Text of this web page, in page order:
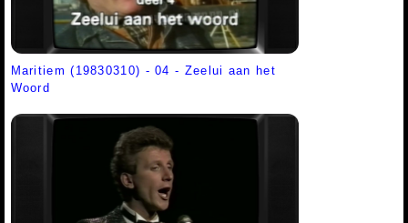
Maritiem (19830310) - 04 - Zeelui aan het
Woord